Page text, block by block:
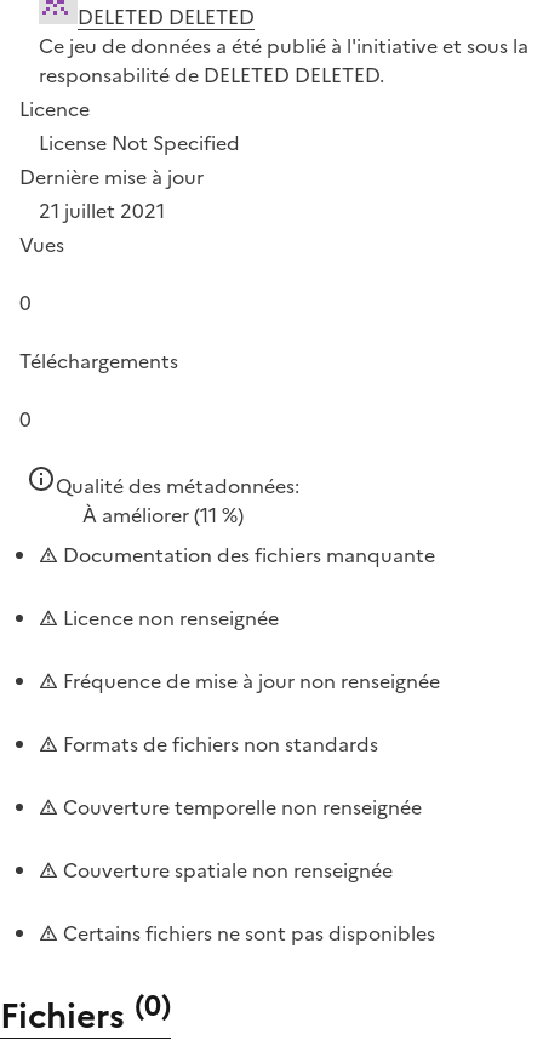
DELETED DELETED
Ce jeu de données a été publié à l'initiative et sous la
responsabilité de DELETED DELETED.
Licence
License Not Specified
Dernière mise à jour
21 juillet 2021
Vues
0
Téléchargements
0
Qualité des métadonnées:
À améliorer(11 %)
Documentation des fichiers manquante
Licence non renseignée
Fréquence de mise à jour non renseignée
Formats de fichiers non standards
Couverture temporelle non renseignée
Couverture spatiale non renseignée
Certains fichiers ne sont pas disponibles
Fichiers (0)